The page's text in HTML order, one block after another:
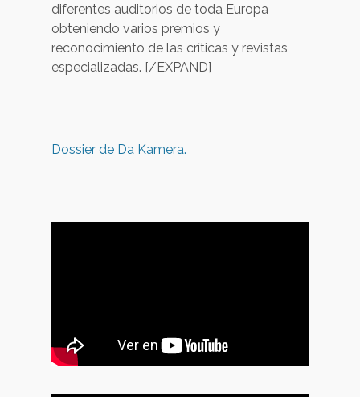
diferentes auditorios de toda Europa
obteniendo varios premios y
reconocimiento de las críticas y revistas
especializadas. [/EXPAND]
Dossier de Da Kamera.